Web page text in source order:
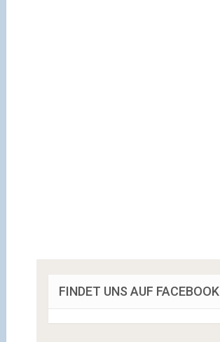
FINDET UNS AUF FACEBOOK